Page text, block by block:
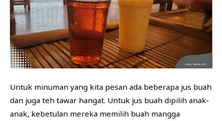
Untuk minuman yang kita pesan ada beberapa jus buah
dan juga teh tawar hangat. Untuk jus buah dipilih anak-
anak, kebetulan mereka memilih buah mangga